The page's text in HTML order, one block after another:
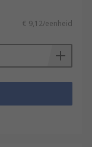
€ 9,12/eenheid